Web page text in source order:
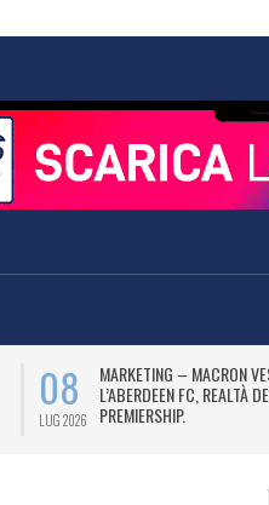
08
LUG 2026
MARKETING – MACRON
L’ABERDEEN FC, REALTÀ
PREMIERSHIP.